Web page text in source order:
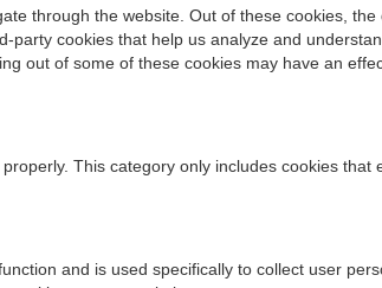
through the website. Out of these cookies,
cookies that help us analyze and
out of some of these cookies may have an
This category only includes cookies
and is used specifically to collect user